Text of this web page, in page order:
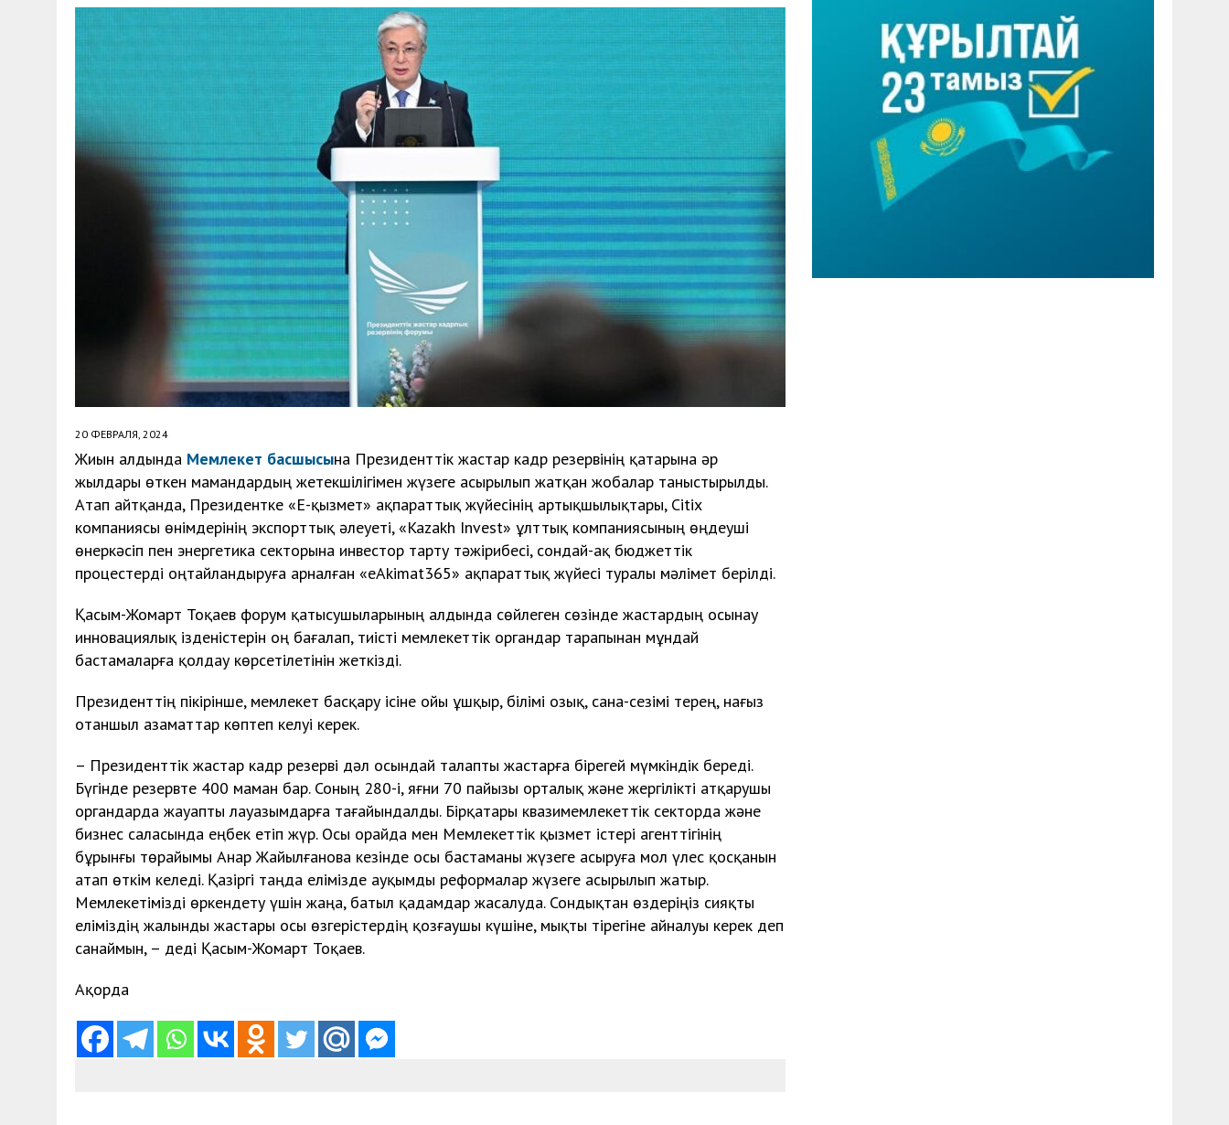
20 ФЕВРАЛЯ, 2024
Жиын алдында Мемлекет басшысына Президенттік жастар кадр резервінің қатарына әр
жылдары өткен мамандардың жетекшілігімен жүзеге асырылып жатқан жобалар таныстырылды.
Атап айтқанда, Президентке «Е-қызмет» ақпараттық жүйесінің артықшылықтары, Citix
компаниясы өнімдерінің экспорттық әлеуеті, «Kazakh Invest» ұлттық компаниясының өңдеуші
өнеркәсіп пен энергетика секторына инвестор тарту тәжірибесі, сондай-ақ бюджеттік
процестерді оңтайландыруға арналған «eAkimat365» ақпараттық жүйесі туралы мәлімет берілді.
Қасым-Жомарт Тоқаев форум қатысушыларының алдында сөйлеген сөзінде жастардың осынау
инновациялық ізденістерін оң бағалап, тиісті мемлекеттік органдар тарапынан мұндай
бастамаларға қолдау көрсетілетінін жеткізді.
Президенттің пікірінше, мемлекет басқару ісіне ойы ұшқыр, білімі озық, сана-сезімі терең, нағыз
отаншыл азаматтар көптеп келуі керек.
– Президенттік жастар кадр резерві дәл осындай талапты жастарға бірегей мүмкіндік береді.
Бүгінде резервте 400 маман бар. Соның 280-і, яғни 70 пайызы орталық және жергілікті атқарушы
органдарда жауапты лауазымдарға тағайындалды. Бірқатары квазимемлекеттік секторда және
бизнес саласында еңбек етіп жүр. Осы орайда мен Мемлекеттік қызмет істері агенттігінің
бұрынғы төрайымы Анар Жайылғанова кезінде осы бастаманы жүзеге асыруға мол үлес қосқанын
атап өткім келеді. Қазіргі таңда елімізде ауқымды реформалар жүзеге асырылып жатыр.
Мемлекетімізді өркендету үшін жаңа, батыл қадамдар жасалуда. Сондықтан өздеріңіз сияқты
еліміздің жалынды жастары осы өзгерістердің қозғаушы күшіне, мықты тірегіне айналуы керек деп
санаймын, – деді Қасым-Жомарт Тоқаев.
Ақорда